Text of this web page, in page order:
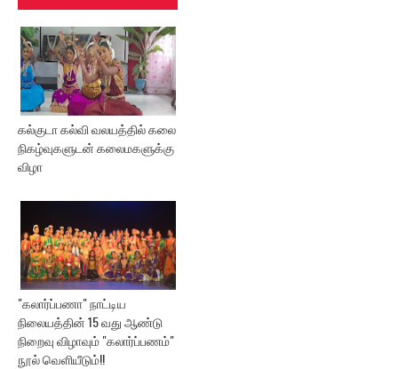
கல்குடா கல்வி வலயத்தில் கலை
நிகழ்வுகளுடன் கலைமகளுக்கு
விழா
"கலார்ப்பணா" நாட்டிய
நிலையத்தின் 15 வது ஆண்டு
நிறைவு விழாவும் "கலார்ப்பணம்"
நூல் வெளியீடும்!!